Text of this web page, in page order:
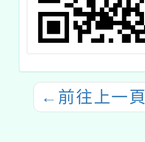
← 前往上一頁